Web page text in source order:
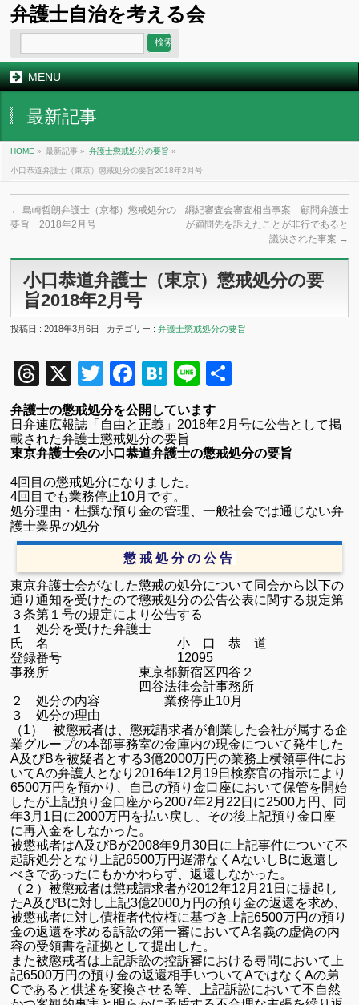
弁護士自治を考える会
MENU
最新記事
HOME » 最新記事 » 弁護士懲戒処分の要旨 »
小口恭道弁護士（東京）懲戒処分の要旨2018年2月号
← 島崎哲朗弁護士（京都）懲戒処分の
要旨 2018年2月号
綱紀審査会審査相当事案 顧問弁護士
が顧問先を訴えたことが非行であると
議決された事案 →
小口恭道弁護士（東京）懲戒処分の要
旨2018年2月号
投稿日 : 2018年3月6日 | カテゴリー :弁護士懲戒処分の要旨
Threads
X TwitterFacebook
Hatena
Line
弁護士の懲戒処分を公開しています
日弁連広報誌「自由と正義」2018年2月号に公告として掲
載された弁護士懲戒処分の要旨
東京弁護士会の小口恭道弁護士の懲戒処分の要旨
4回目の懲戒処分になりました。
4回目でも業務停止10月です。
処分理由・杜撰な預り金の管理、一般社会では通じない弁
護士業界の処分
懲 戒 処 分 の 公 告
東京弁護士会がなした懲戒の処分について同会から以下の
通り通知を受けたので懲戒処分の公告公表に関する規定第
３条第１号の規定により公告する
１ 処分を受けた弁護士
氏 名 小 口 恭 道
登録番号 12095
事務所 東京都新宿区四谷２
四谷法律会計事務所
２ 処分の内容 業務停止10月
３ 処分の理由
（1）
被懲戒者は、懲戒請求者が創業した会社が属する企
業グループの本部事務室の金庫内の現金について発生した
A及びBを被疑者とする3億2000万円の業務上横領事件にお
いてAの弁護人となり2016年12月19日検察官の指示により
6500万円を預かり、自己の預り金口座において保管を開始
したが上記預り金口座から2007年2月22日に2500万円、同
年3月1日に2000万円を払い戻し、その後上記預り金口座
に再入金をしなかった。
被懲戒者はA及びBが2008年9月30日に上記事件について不
起訴処分となり上記6500万円遅滞なくAないしBに返還し
べきであったにもかかわらず、返還しなかった。
（２）被懲戒者は懲戒請求者が2012年12月21日に提起し
たA及びBに対し上記3億2000万円の預り金の返還を求め、
被懲戒者に対し債権者代位権に基づき上記6500万円の預り
金の返還を求める訴訟の第一審においてA名義の虚偽の内
容の受領書を証拠として提出した。
また被懲戒者は上記訴訟の控訴審における尋問において上
記6500万円の預り金の返還相手いついてAではなくAの弟
Cであると供述を変換させる等、上記訴訟において不自然